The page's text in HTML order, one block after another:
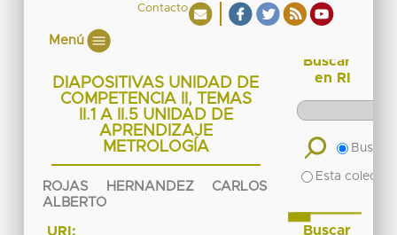
Contacto
Menú
DIAPOSITIVAS UNIDAD DE
COMPETENCIA II, TEMAS
II.1 A II.5 UNIDAD DE
APRENDIZAJE
METROLOGÍA
ROJAS HERNANDEZ CARLOS
ALBERTO
URI:
Buscar
en RI
Buscar
Esta
Buscar